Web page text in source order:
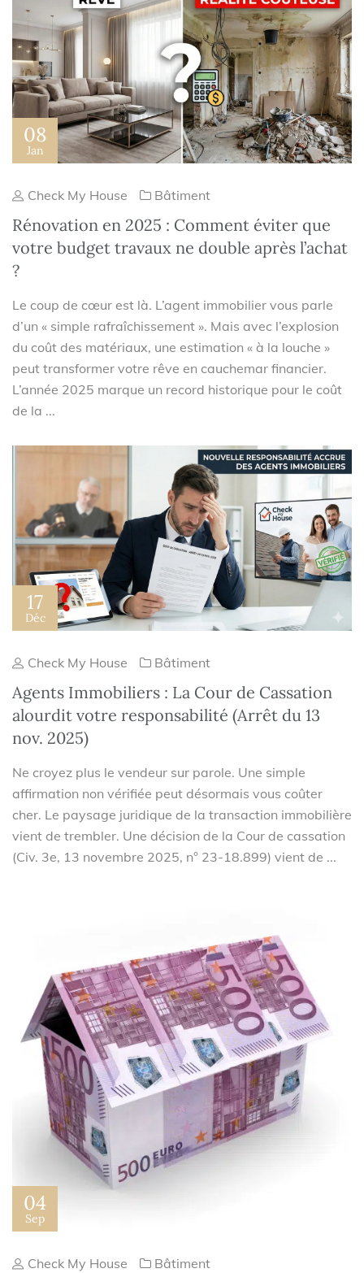
08
Jan
Check My House Bâtiment
Rénovation en 2025 : Comment éviter que
votre budget travaux ne double après l’achat
?
Le coup de cœur est là. L’agent immobilier vous parle
d’un « simple rafraîchissement ». Mais avec l’explosion
du coût des matériaux, une estimation « à la louche »
peut transformer votre rêve en cauchemar financier.
L’année 2025 marque un record historique pour le coût
de la ...
17
Déc
Check My House Bâtiment
Agents Immobiliers : La Cour de Cassation
alourdit votre responsabilité (Arrêt du 13
nov. 2025)
Ne croyez plus le vendeur sur parole. Une simple
affirmation non vérifiée peut désormais vous coûter
cher. Le paysage juridique de la transaction immobilière
vient de trembler. Une décision de la Cour de cassation
(Civ. 3e, 13 novembre 2025, n° 23-18.899) vient de ...
04
Sep
Check My House Bâtiment